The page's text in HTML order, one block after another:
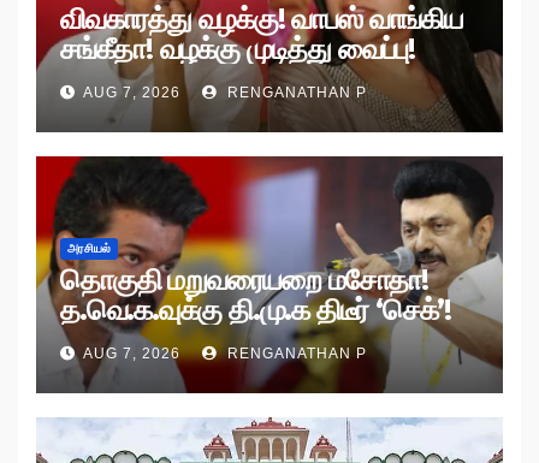
விவகாரத்து வழக்கு! வாபஸ் வாங்கிய
சங்கீதா! வழக்கு முடித்து வைப்பு!
AUG 7, 2026 RENGANATHAN P
அரசியல்
தொகுதி மறுவரையறை மசோதா!
த.வெ.க.வுக்கு தி.மு.க திடீர் ‘செக்’!
AUG 7, 2026 RENGANATHAN P